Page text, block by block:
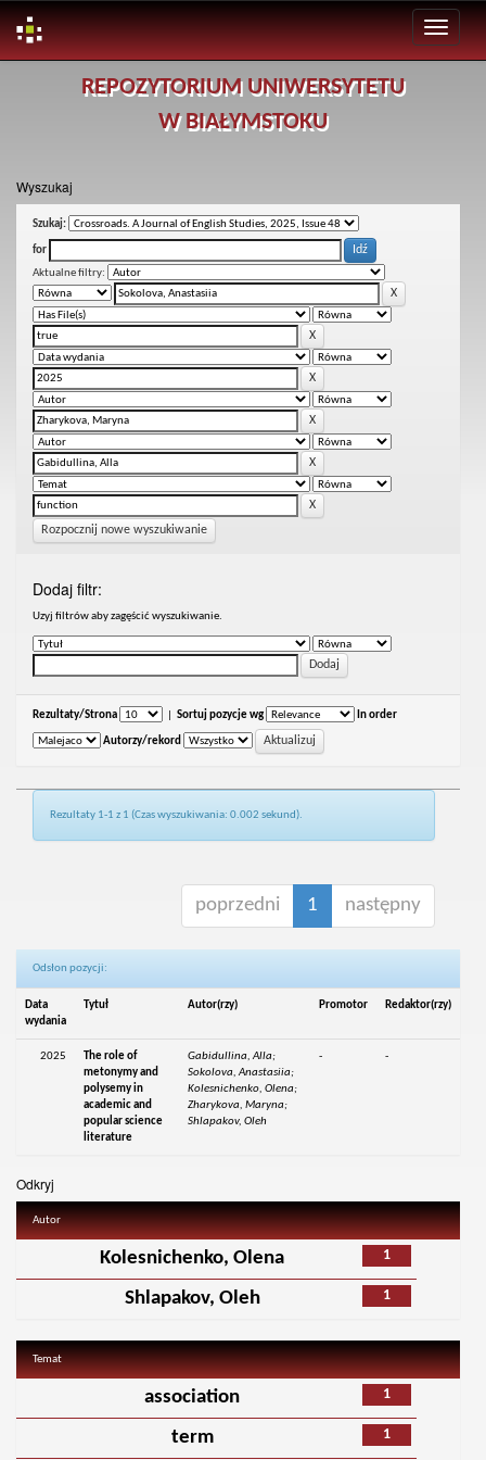
REPOZYTORIUM UNIWERSYTETU
W BIAŁYMSTOKU
Wyszukaj
Szukaj:
for
Aktualne filtry:
Rozpocznij nowe wyszukiwanie
Dodaj filtr:
Uzyj filtrów aby zagęścić wyszukiwanie.
Rezultaty/Strona Sortuj pozycje wg In order
Autorzy/rekord
Rezultaty 1-1 z 1 (Czas wyszukiwania: 0.002 sekund).
poprzedni 1 następny
Odsłon pozycji:
Data
wydania
Tytuł Autor(rzy) Promotor Redaktor(rzy)
2025
The role of
metonymy and
polysemy in
academic and
popular science
literature
Gabidullina, Alla;
Sokolova, Anastasiia;
Kolesnichenko, Olena;
Zharykova, Maryna;
Shlapakov, Oleh
- -
Odkryj
Autor
1
Kolesnichenko, Olena
1
Shlapakov, Oleh
Temat
1
association
1
term